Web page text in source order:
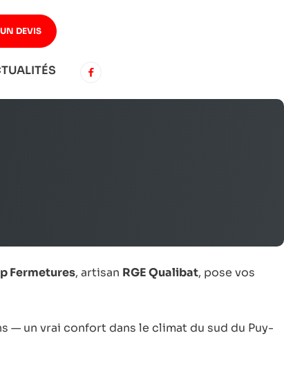
DEVIS
Fermetures, artisan RGE Qualibat, pose vos
un vrai confort dans le climat du sud du Puy-